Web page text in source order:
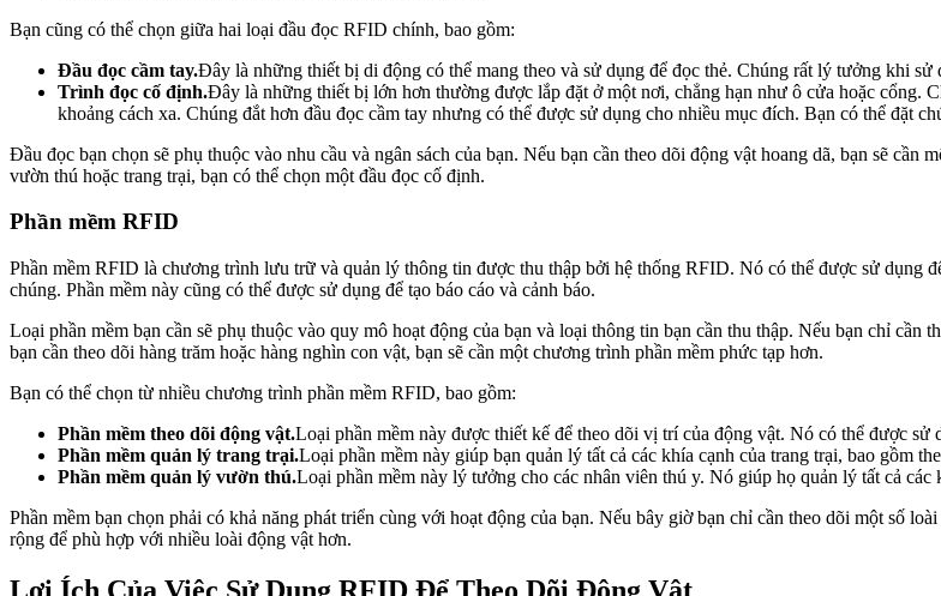
Bạn cũng có thể chọn giữa hai loại đầu đọc RFID chính, bao gồm:
Đầu đọc cầm tay.Đây là những thiết bị di động có thể mang theo và sử dụng để đọc thẻ. Chúng rất lý tưởng khi
Trình đọc cố định.Đây là những thiết bị lớn hơn thường được lắp đặt ở một nơi, chẳng hạn như ô cửa hoặc cổng.
khoảng cách xa. Chúng đắt hơn đầu đọc cầm tay nhưng có thể được sử dụng cho nhiều mục đích. Bạn có thể đặt
Đầu đọc bạn chọn sẽ phụ thuộc vào nhu cầu và ngân sách của bạn. Nếu bạn cần theo dõi động vật hoang dã, bạn sẽ
vườn thú hoặc trang trại, bạn có thể chọn một đầu đọc cố định.
Phần mềm RFID
Phần mềm RFID là chương trình lưu trữ và quản lý thông tin được thu thập bởi hệ thống RFID. Nó có thể được sử dụng
chúng. Phần mềm này cũng có thể được sử dụng để tạo báo cáo và cảnh báo.
Loại phần mềm bạn cần sẽ phụ thuộc vào quy mô hoạt động của bạn và loại thông tin bạn cần thu thập. Nếu bạn chỉ
bạn cần theo dõi hàng trăm hoặc hàng nghìn con vật, bạn sẽ cần một chương trình phần mềm phức tạp hơn.
Bạn có thể chọn từ nhiều chương trình phần mềm RFID, bao gồm:
Phần mềm theo dõi động vật.Loại phần mềm này được thiết kế để theo dõi vị trí của động vật. Nó có thể được sử
Phần mềm quản lý trang trại.Loại phần mềm này giúp bạn quản lý tất cả các khía cạnh của trang trại, bao gồm
Phần mềm quản lý vườn thú.Loại phần mềm này lý tưởng cho các nhân viên thú y. Nó giúp họ quản lý tất cả
Phần mềm bạn chọn phải có khả năng phát triển cùng với hoạt động của bạn. Nếu bây giờ bạn chỉ cần theo dõi một số
rộng để phù hợp với nhiều loài động vật hơn.